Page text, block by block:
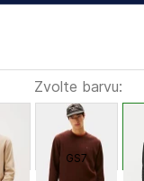
Zvolte barvu:
GS7